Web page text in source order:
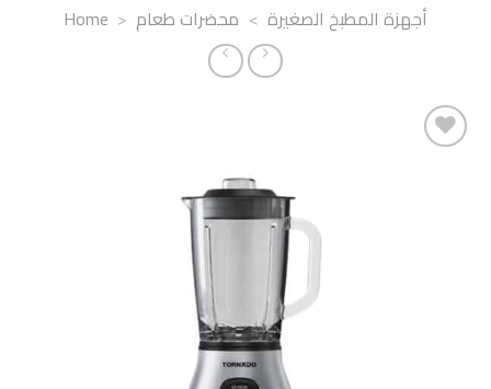
Home > أجهزة المطبخ الصغيرة > محضرات طعام